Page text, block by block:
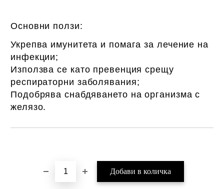
Основни ползи:
Укрепва имунитета и помага за лечение на
инфекции;
Използва се като превенция срещу
респираторни заболявания;
Подобрява снабдяването на организма с
желязо.